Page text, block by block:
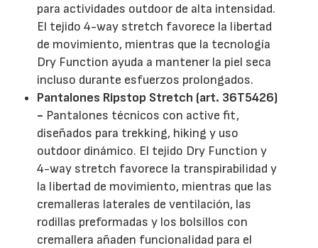
para actividades outdoor de alta intensidad.
El tejido 4-way stretch favorece la libertad
de movimiento, mientras que la tecnología
Dry Function ayuda a mantener la piel seca
incluso durante esfuerzos prolongados.
Pantalones Ripstop Stretch (art. 36T5426)
- Pantalones técnicos con active fit,
diseñados para trekking, hiking y uso
outdoor dinámico. El tejido Dry Function y
4-way stretch favorece la transpirabilidad y
la libertad de movimiento, mientras que las
cremalleras laterales de ventilación, las
rodillas preformadas y los bolsillos con
cremallera añaden funcionalidad para el